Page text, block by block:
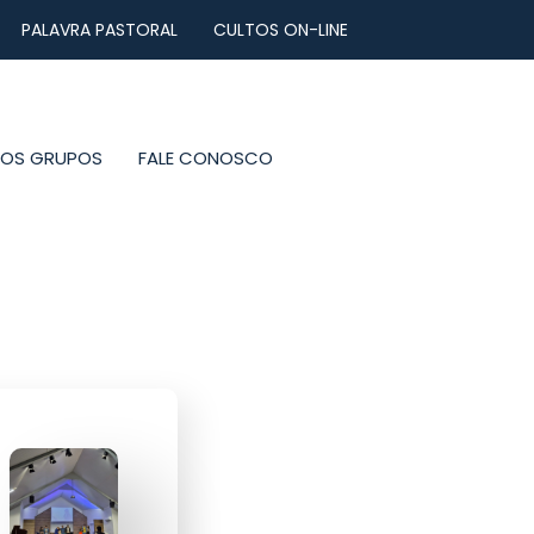
PALAVRA PASTORAL CULTOS ON-LINE
GRUPOS FALE CONOSCO